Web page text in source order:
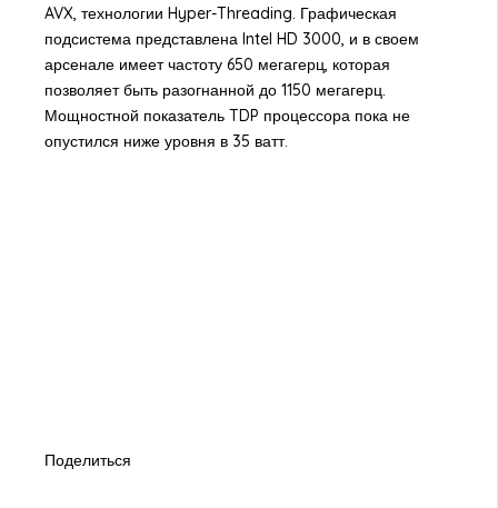
AVX, технологии Hyper-Threading. Графическая
подсистема представлена Intel HD 3000, и в своем
арсенале имеет частоту 650 мегагерц, которая
позволяет быть разогнанной до 1150 мегагерц.
Мощностной показатель TDP процессора пока не
опустился ниже уровня в 35 ватт.
Поделиться